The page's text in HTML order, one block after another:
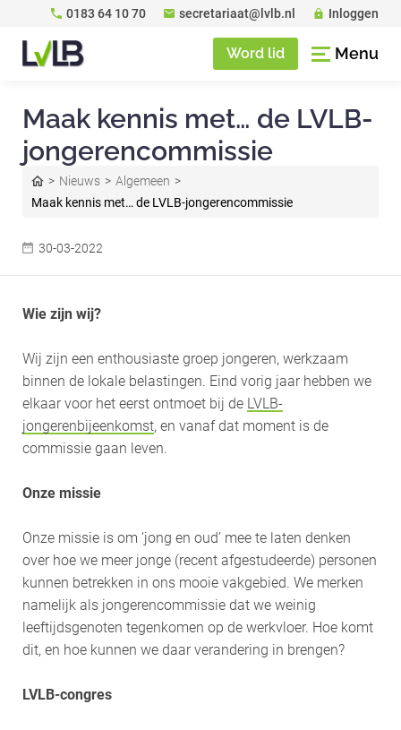
0183 64 10 70 secretariaat@lvlb.nl Inloggen
Word lid Menu
Maak kennis met… de LVLB-
jongerencommissie
Nieuws
Algemeen
Maak kennis met… de LVLB-jongerencommissie
30-03-2022
Wie zijn wij?
Wij zijn een enthousiaste groep jongeren, werkzaam
binnen de lokale belastingen. Eind vorig jaar hebben we
elkaar voor het eerst ontmoet bij de LVLB-
jongerenbijeenkomst, en vanaf dat moment is de
commissie gaan leven.
Onze missie
Onze missie is om ‘jong en oud’ mee te laten denken
over hoe we meer jonge (recent afgestudeerde) personen
kunnen betrekken in ons mooie vakgebied. We merken
namelijk als jongerencommissie dat we weinig
leeftijdsgenoten tegenkomen op de werkvloer. Hoe komt
dit, en hoe kunnen we daar verandering in brengen?
LVLB-congres